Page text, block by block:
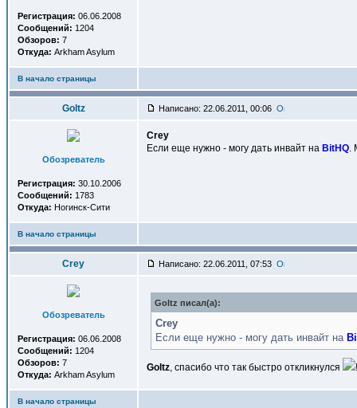
Регистрация: 06.06.2008
Сообщений: 1204
Обзоров: 7
Откуда: Arkham Asylum
В начало страницы
Goltz Написано: 22.06.2011, 00:06
Обозреватель
Регистрация: 30.10.2006
Сообщений: 1783
Откуда: Ногинск-Сити
Crey
Если еще нужно - могу дать инвайт на BitHQ.
В начало страницы
Crey Написано: 22.06.2011, 07:53
Обозреватель
Регистрация: 06.06.2008
Сообщений: 1204
Обзоров: 7
Откуда: Arkham Asylum
Goltz писал(a):
Crey
Если еще нужно - могу дать инвайт на
Goltz, спасибо что так быстро откликнулся
В начало страницы